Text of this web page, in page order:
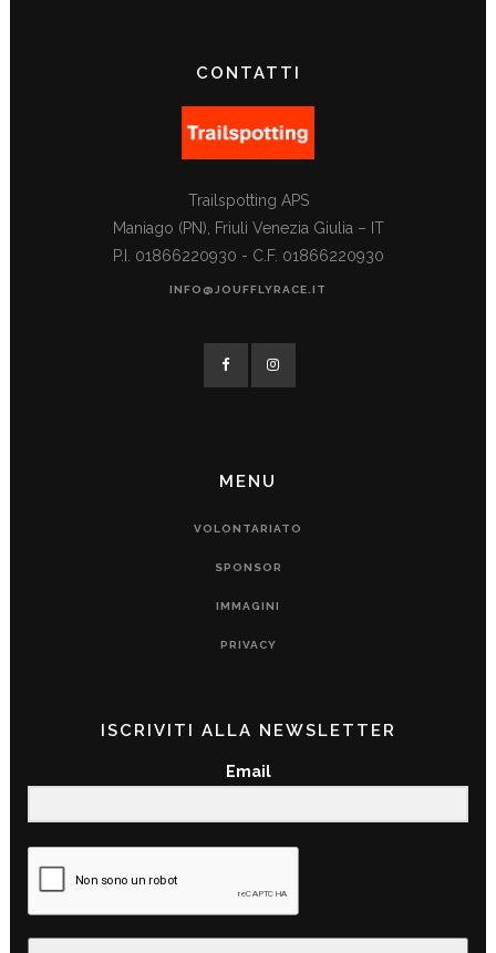
CONTATTI
Trailspotting APS
Maniago (PN), Friuli Venezia Giulia – IT
P.I. 01866220930 - C.F. 01866220930
INFO@JOUFFLYRACE.IT
MENU
VOLONTARIATO
SPONSOR
IMMAGINI
PRIVACY
ISCRIVITI ALLA NEWSLETTER
Email